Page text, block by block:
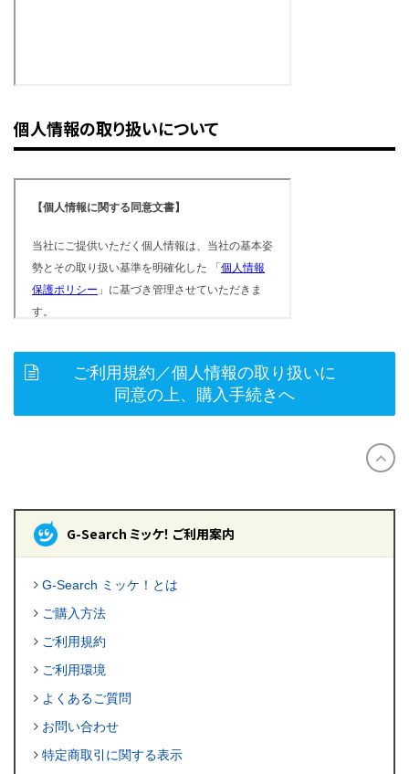
個人情報の取り扱いについて
ご利用規約／個人情報の取り扱いに
同意の上、購入手続きへ
G-Search ミッケ！ ご利用案内
G-Search ミッケ！とは
ご購入方法
ご利用規約
ご利用環境
よくあるご質問
お問い合わせ
特定商取引に関する表示